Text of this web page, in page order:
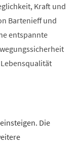
Kraft und
Bartenieff und
entspannte
Die